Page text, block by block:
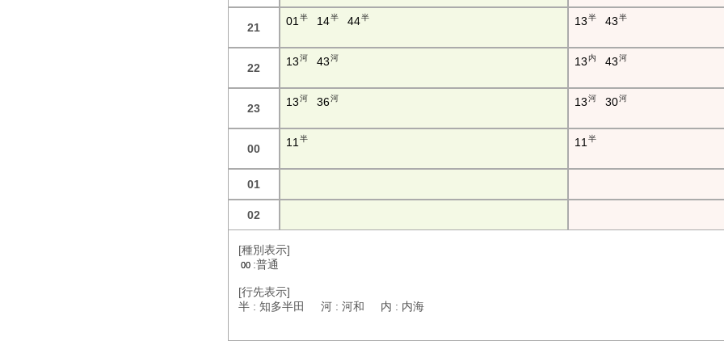
21 01半 14半 44半 13半 43半
22 13河 43河 13内 43河
23 13河 36河 13河 30河
00 11半 11半
01
02
[種別表示]
00 :普通
[行先表示]
半 : 知多半田 河 : 河和 内 : 内海